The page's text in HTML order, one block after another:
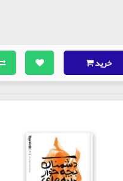
خرید